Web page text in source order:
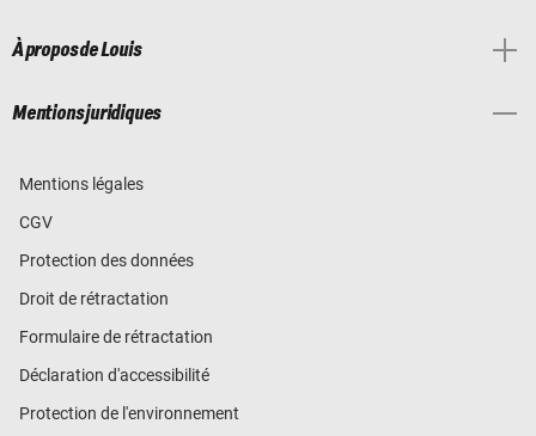
À propos de Louis
Mentions juridiques
Mentions légales
CGV
Protection des données
Droit de rétractation
Formulaire de rétractation
Déclaration d'accessibilité
Protection de l'environnement